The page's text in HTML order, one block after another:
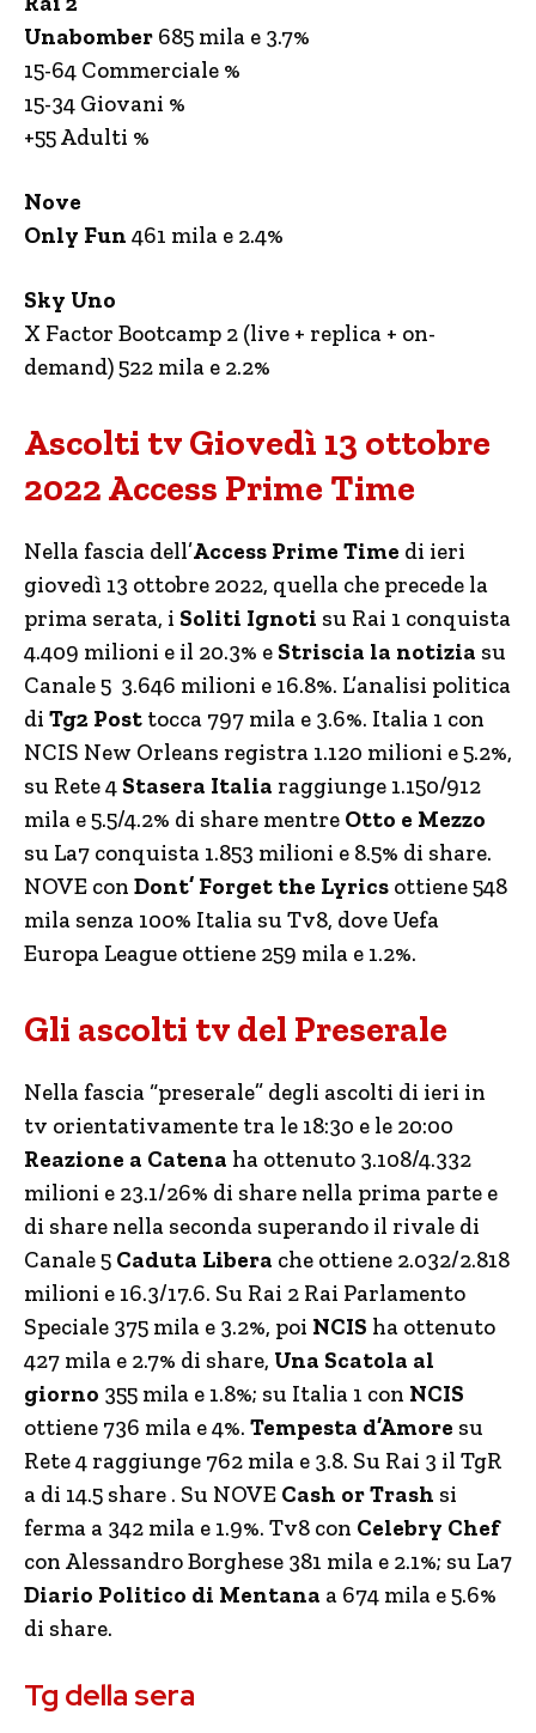
Unabomber 685 mila e 3.7%
15-64 Commerciale %
15-34 Giovani %
+55 Adulti %
Nove
Only Fun 461 mila e 2.4%
Sky Uno
X Factor Bootcamp 2 (live + replica + on-
demand) 522 mila e 2.2%
Ascolti tv Giovedì 13 ottobre
2022 Access Prime Time
Nella fascia dell’Access Prime Time di ieri
giovedì 13 ottobre 2022, quella che precede la
prima serata, i Soliti Ignoti su Rai 1 conquista
4.409 milioni e il 20.3% e Striscia la notizia su
Canale 5 3.646 milioni e 16.8%. L’analisi politica
di Tg2 Post tocca 797 mila e 3.6%. Italia 1 con
NCIS New Orleans registra 1.120 milioni e 5.2%,
su Rete 4 Stasera Italia raggiunge 1.150/912
mila e 5.5/4.2% di share mentre Otto e Mezzo
su La7 conquista 1.853 milioni e 8.5% di share.
NOVE con Dont’ Forget the Lyrics ottiene 548
mila senza 100% Italia su Tv8, dove Uefa
Europa League ottiene 259 mila e 1.2%.
Gli ascolti tv del Preserale
Nella fascia “preserale” degli ascolti di ieri in
tv orientativamente tra le 18:30 e le 20:00
Reazione a Catena ha ottenuto 3.108/4.332
milioni e 23.1/26% di share nella prima parte e
di share nella seconda superando il rivale di
Canale 5 Caduta Libera che ottiene 2.032/2.818
milioni e 16.3/17.6. Su Rai 2 Rai Parlamento
Speciale 375 mila e 3.2%, poi NCIS ha ottenuto
427 mila e 2.7% di share, Una Scatola al
giorno 355 mila e 1.8%; su Italia 1 con NCIS
ottiene 736 mila e 4%. Tempesta d’Amore su
Rete 4 raggiunge 762 mila e 3.8. Su Rai 3 il TgR
a di 14.5 share . Su NOVE Cash or Trash si
ferma a 342 mila e 1.9%. Tv8 con Celebry Chef
con Alessandro Borghese 381 mila e 2.1%; su La7
Diario Politico di Mentana a 674 mila e 5.6%
di share.
Tg della sera